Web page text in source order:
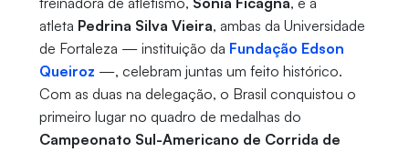
atleta Pedrina Silva Vieira, ambas da Universidade
de Fortaleza — instituição da Fundação Edson
Queiroz —, celebram juntas um feito histórico.
Com as duas na delegação, o Brasil conquistou o
primeiro lugar no quadro de medalhas do
Campeonato Sul-Americano de Corrida de